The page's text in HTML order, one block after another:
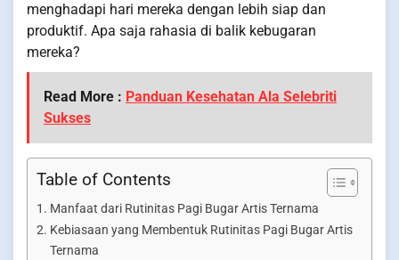
menghadapi hari mereka dengan lebih siap dan
produktif. Apa saja rahasia di balik kebugaran
mereka?
Read More : Panduan Kesehatan Ala Selebriti
Sukses
Table of Contents
Manfaat dari Rutinitas Pagi Bugar Artis Ternama
Kebiasaan yang Membentuk Rutinitas Pagi Bugar Artis
Ternama